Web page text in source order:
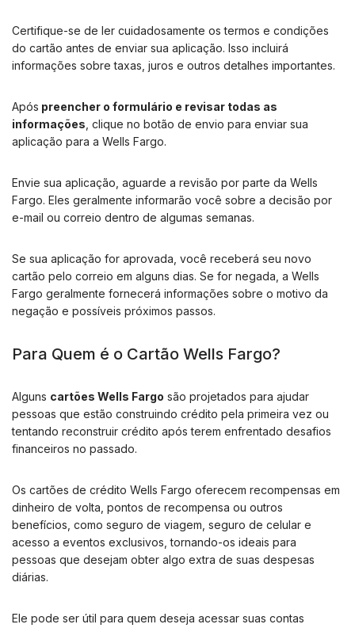
Certifique-se de ler cuidadosamente os termos e condições
do cartão antes de enviar sua aplicação. Isso incluirá
informações sobre taxas, juros e outros detalhes importantes.
Após preencher o formulário e revisar todas as
informações , clique no botão de envio para enviar sua
aplicação para a Wells Fargo.
Envie sua aplicação, aguarde a revisão por parte da Wells
Fargo. Eles geralmente informarão você sobre a decisão por
e-mail ou correio dentro de algumas semanas.
Se sua aplicação for aprovada, você receberá seu novo
cartão pelo correio em alguns dias. Se for negada, a Wells
Fargo geralmente fornecerá informações sobre o motivo da
negação e possíveis próximos passos.
Para Quem é o Cartão Wells Fargo?
Alguns cartões Wells Fargo são projetados para ajudar
pessoas que estão construindo crédito pela primeira vez ou
tentando reconstruir crédito após terem enfrentado desafios
financeiros no passado.
Os cartões de crédito Wells Fargo oferecem recompensas em
dinheiro de volta, pontos de recompensa ou outros
benefícios, como seguro de viagem, seguro de celular e
acesso a eventos exclusivos, tornando-os ideais para
pessoas que desejam obter algo extra de suas despesas
diárias.
Ele pode ser útil para quem deseja acessar suas contas